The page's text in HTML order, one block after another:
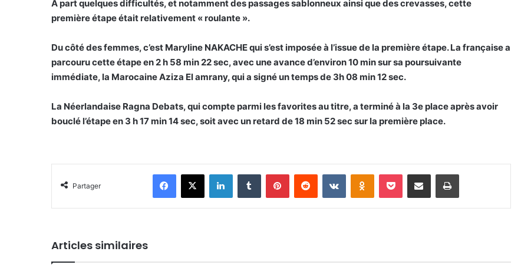
À part quelques difficultés, et notamment des passages sablonneux ainsi que des crevasses, cette
première étape était relativement « roulante ».
Du côté des femmes, c’est Maryline NAKACHE qui s’est imposée à l’issue de la première étape. La française a
parcouru cette étape en 2 h 58 min 22 sec, avec une avance d’environ 10 min sur sa poursuivante
immédiate, la Marocaine Aziza El amrany, qui a signé un temps de 3h 08 min 12 sec.
La Néerlandaise Ragna Debats, qui compte parmi les favorites au titre, a terminé à la 3e place après avoir
bouclé l’étape en 3 h 17 min 14 sec, soit avec un retard de 18 min 52 sec sur la première place.
Partager
Facebook X Linkedin Tumblr Pinterest Reddit VKontakte Odnoklassniki Pocket Partager par email Imprimer
Articles similaires